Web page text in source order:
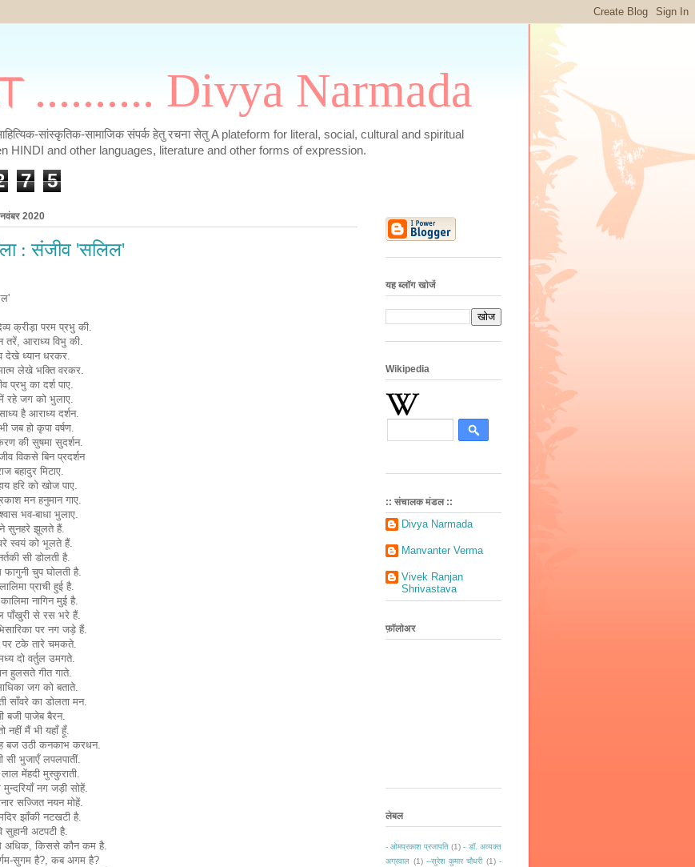
.......... Divya Narmada
साहित्यिक-सांस्कृतिक-सामाजिक संपर्क हेतु रचना सेतु A plateform for literal, social, cultural and spiritual
HINDI and other languages, literature and other forms of expression.
7 5
2020
: संजीव 'सलिल'
क्रीड़ा परम प्रभु की.
आराध्य विभु की.
देखे ध्यान धरकर.
लेखे भक्ति वरकर.
प्रभु का दर्श पाए.
रहे जग को भुलाए.
है आराध्य दर्शन.
जब हो कृपा वर्षण.
की सुषमा सुदर्शन.
विकसे बिन प्रदर्शन
बहादुर मिटाए.
हरि को खोज पाए.
मन हनुमान गाए.
भव-बाधा भुलाए.
सुनहरे झूलते हैं.
स्वयं को भूलते हैं.
सी डोलती है.
चुप घोलती है.
प्राची हुई है.
नागिन मुई है.
से रस भरे हैं.
पर नग जड़े हैं.
टके तारे चमकते.
दो वर्तुल उमगते.
हुलसते गीत गाते.
जग को बताते.
साँवरे का डोलता मन.
बजी पाजेब बैरन.
नहीं मैं भी यहाँ हूँ.
बज उठी कनकाभ करधन.
सी भुजाएँ लपलपातीं.
मेंहदी मुस्कुराती.
नग जड़ी सोहें.
सज्जित नयन मोहें.
झाँकी नटखटी है.
सुहानी अटपटी है.
अधिक, किससे कौन कम है.
सुगम है?, कब अगम है?
यह ब्लॉग खोजें
Wikipedia
:: संचालक मंडल ::
Divya Narmada
Manvanter Verma
Vivek Ranjan
Shrivastava
फ़ॉलोअर
लेबल
- ओमप्रकाश प्रजापति (1) - डॉ. अव्यक्त
अग्रवाल (1) --सुरेश कुमार चौधरी (1) -